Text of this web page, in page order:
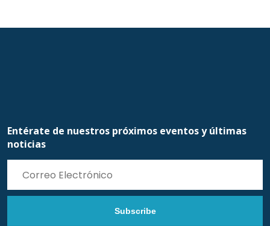
Entérate de nuestros próximos eventos y últimas
noticias
Subscribe